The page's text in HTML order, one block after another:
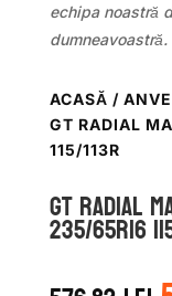
echipa noastră
dumneavoastră.
ACASĂ /
GT RADIAL
115/113R
GT Radial
235/65R16